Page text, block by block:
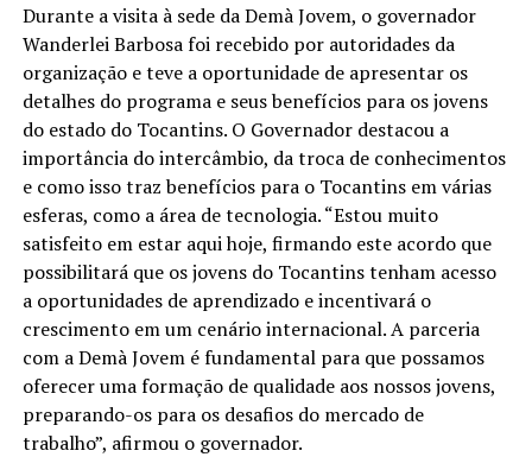
Durante a visita à sede da Demà Jovem, o governador
Wanderlei Barbosa foi recebido por autoridades da
organização e teve a oportunidade de apresentar os
detalhes do programa e seus benefícios para os jovens
do estado do Tocantins. O Governador destacou a
importância do intercâmbio, da troca de conhecimentos
e como isso traz benefícios para o Tocantins em várias
esferas, como a área de tecnologia. “Estou muito
satisfeito em estar aqui hoje, firmando este acordo que
possibilitará que os jovens do Tocantins tenham acesso
a oportunidades de aprendizado e incentivará o
crescimento em um cenário internacional. A parceria
com a Demà Jovem é fundamental para que possamos
oferecer uma formação de qualidade aos nossos jovens,
preparando-os para os desafios do mercado de
trabalho”, afirmou o governador.